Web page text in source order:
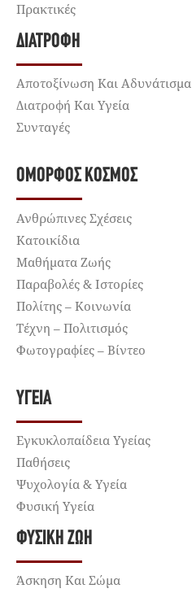
Πρακτικές
ΔΙΑΤΡΟΦΉ
Αποτοξίνωση Και Αδυνάτισμα
Διατροφή Και Υγεία
Συνταγές
ΌΜΟΡΦΟΣ ΚΌΣΜΟΣ
Ανθρώπινες Σχέσεις
Κατοικίδια
Μαθήματα Ζωής
Παραβολές & Ιστορίες
Πολίτης – Κοινωνία
Τέχνη – Πολιτισμός
Φωτογραφίες – Βίντεο
ΥΓΕΊΑ
Εγκυκλοπαίδεια Υγείας
Παθήσεις
Ψυχολογία & Υγεία
Φυσική Υγεία
ΦΥΣΙΚΉ ΖΩΉ
Άσκηση Και Σώμα